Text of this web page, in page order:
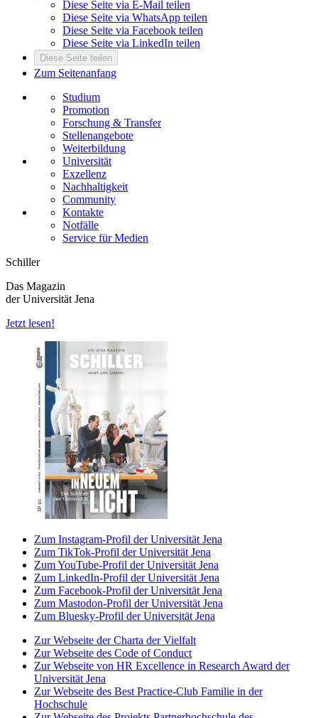
Diese Seite via E-Mail teilen
Diese Seite via WhatsApp teilen
Diese Seite via Facebook teilen
Diese Seite via LinkedIn teilen
Diese Seite teilen
Zum Seitenanfang
Studium
Promotion
Forschung & Transfer
Stellenangebote
Weiterbildung
Universität
Exzellenz
Nachhaltigkeit
Community
Kontakte
Notfälle
Service für Medien
Schiller
Das Magazin
der Universität Jena
Jetzt lesen!
Zum Instagram-Profil der Universität Jena
Zum TikTok-Profil der Universität Jena
Zum YouTube-Profil der Universität Jena
Zum LinkedIn-Profil der Universität Jena
Zum Facebook-Profil der Universität Jena
Zum Mastodon-Profil der Universität Jena
Zum Bluesky-Profil der Universität Jena
Zur Webseite der Charta der Vielfalt
Zur Webseite des Code of Conduct
Zur Webseite von HR Excellence in Research Award der
Universität Jena
Zur Webseite des Best Practice-Club Familie in der
Hochschule